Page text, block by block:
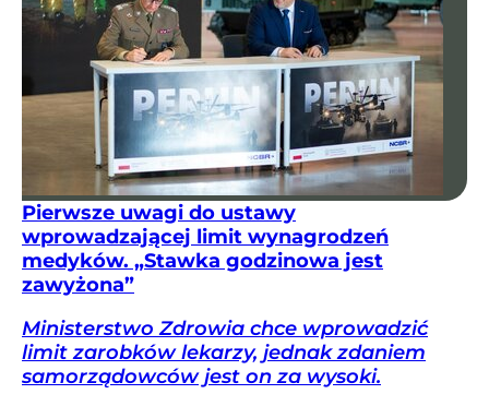
Pierwsze uwagi do ustawy
wprowadzającej limit wynagrodzeń
medyków. „Stawka godzinowa jest
zawyżona”
Ministerstwo Zdrowia chce wprowadzić
limit zarobków lekarzy, jednak zdaniem
samorządowców jest on za wysoki.